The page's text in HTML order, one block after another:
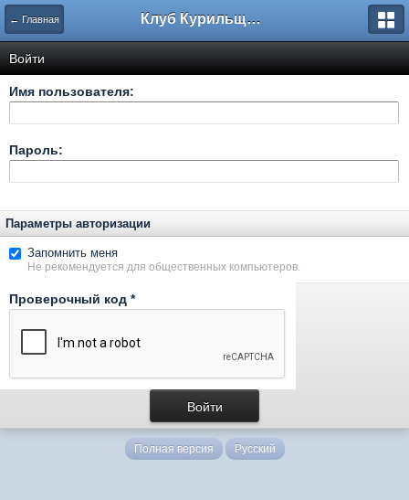
← Главная Клуб Курильщиков Трубки
Войти
Имя пользователя:
Пароль:
Параметры авторизации
Запомнить меня
Не рекомендуется для общественных компьютеров.
Проверочный код *
Полная версия Русский